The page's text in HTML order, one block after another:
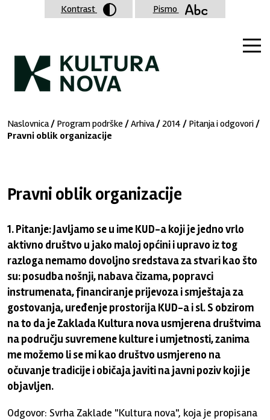
Naslovnica/ Program podrške /Arhiva/2014 / Pitanja i odgovori/
Pravni oblik organizacije
Pravni oblik organizacije
1. Pitanje: Javljamo se u ime KUD-a koji je jedno vrlo
aktivno društvo u jako maloj općini i upravo iz tog
razloga nemamo dovoljno sredstava za stvari kao što
su: posudba nošnji, nabava čizama, popravci
instrumenata, financiranje prijevoza i smještaja za
gostovanja, uređenje prostorija KUD-a i sl. S obzirom
na to da je Zaklada Kultura nova usmjerena društvima
na području suvremene kulture i umjetnosti, zanima
me možemo li se mi kao društvo usmjereno na
očuvanje tradicije i običaja javiti na javni poziv koji je
objavljen.
Odgovor: Svrha Zaklade "Kultura nova", koja je propisana
Kontrast Pismo